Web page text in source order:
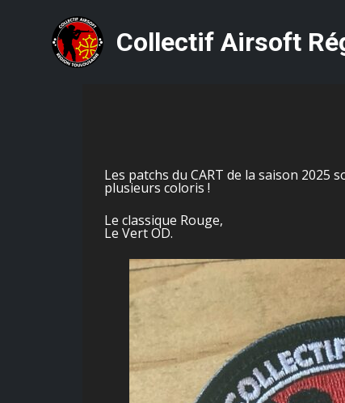
Collectif Airsoft
Les patchs du CART de la saison
plusieurs coloris !
Le classique Rouge,
Le Vert OD.